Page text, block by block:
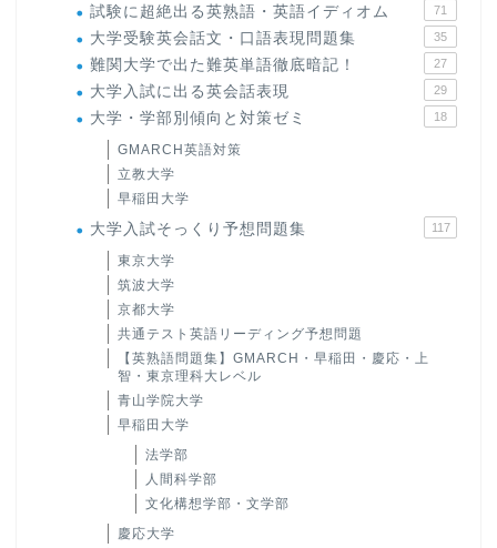
試験に超絶出る英熟語・英語イディオム 71
大学受験英会話文・口語表現問題集 35
難関大学で出た難英単語徹底暗記！ 27
大学入試に出る英会話表現 29
大学・学部別傾向と対策ゼミ 18
GMARCH英語対策
立教大学
早稲田大学
大学入試そっくり予想問題集 117
東京大学
筑波大学
京都大学
共通テスト英語リーディング予想問題
【英熟語問題集】GMARCH・早稲田・慶応・上
智・東京理科大レベル
青山学院大学
早稲田大学
法学部
人間科学部
文化構想学部・文学部
慶応大学